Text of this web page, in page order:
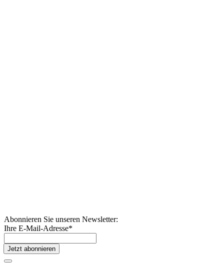
Abonnieren Sie unseren Newsletter:
Ihre E-Mail-Adresse*
Jetzt abonnieren